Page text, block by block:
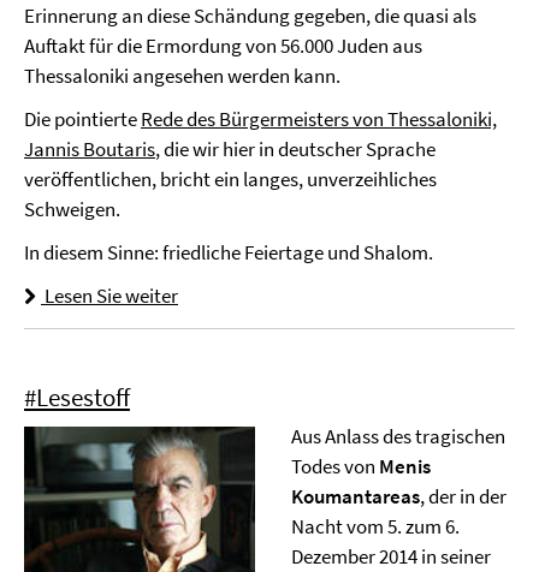
Erinnerung an diese Schändung gegeben, die quasi als
Auftakt für die Ermordung von 56.000 Juden aus
Thessaloniki angesehen werden kann.
Die pointierteRede des Bürgermeisters von Thessaloniki,
Jannis Boutaris, die wir hier in deutscher Sprache
veröffentlichen, bricht ein langes, unverzeihliches
Schweigen.
In diesem Sinne: friedliche Feiertage und Shalom.
Lesen Sie weiter
#Lesestoff
Aus Anlass des tragischen
Todes von Menis
Koumantareas, der in der
Nacht vom 5. zum 6.
Dezember 2014 in seiner